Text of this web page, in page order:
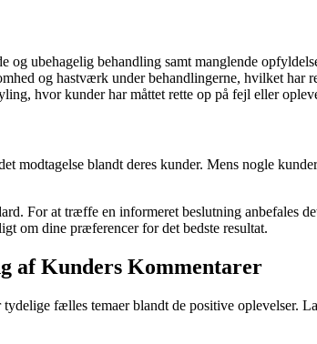
ubehagelig behandling samt manglende
og hastværk under behandlingerne, hvilket har
hvor kunder har måttet rette op på fejl eller
modtagelse blandt deres kunder. Mens nogle
For at træffe en informeret beslutning anbefales
om dine præferencer for det bedste resultat.
af Kunders Kommentarer
fælles temaer blandt de positive oplevelser.